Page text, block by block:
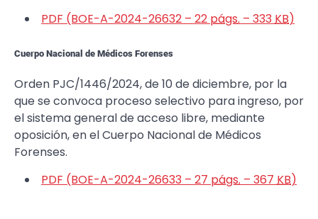
PDF (BOE-A-2024-26632 – 22 págs. – 333KB)
Cuerpo Nacional de Médicos Forenses
Orden PJC/1446/2024, de 10 de diciembre, por la
que se convoca proceso selectivo para ingreso, por
el sistema general de acceso libre, mediante
oposición, en el Cuerpo Nacional de Médicos
Forenses.
PDF (BOE-A-2024-26633 – 27 págs. – 367 KB)